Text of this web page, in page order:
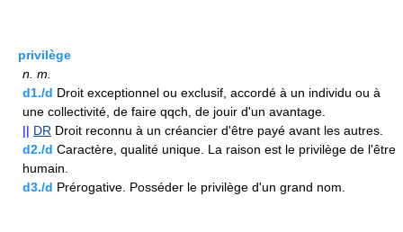
privilège
n. m.
d1./d Droit exceptionnel ou exclusif, accordé à un individu ou à
une collectivité, de faire qqch, de jouir d'un avantage.
|| DR Droit reconnu à un créancier d'être payé avant les autres.
d2./d Caractère, qualité unique. La raison est le privilège de l'être
humain.
d3./d Prérogative. Posséder le privilège d'un grand nom.